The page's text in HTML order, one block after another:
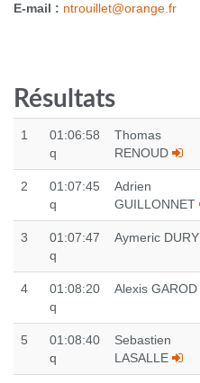
E-mail : ntrouillet@orange.fr
Résultats
1
01:06:58
q
Thomas
RENOUD
2
01:07:45
q
Adrien
GUILLONNET
3
01:07:47
q
Aymeric DURY
4
01:08:20
q
Alexis GAROD
5
01:08:40
q
Sebastien
LASALLE